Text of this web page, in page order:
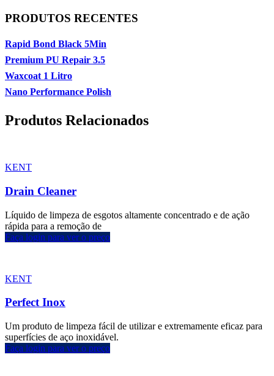
PRODUTOS RECENTES
Rapid Bond Black 5Min
Premium PU Repair 3.5
Waxcoat 1 Litro
Nano Performance Polish
Produtos Relacionados
KENT
Drain Cleaner
Líquido de limpeza de esgotos altamente concentrado e de ação
rápida para a remoção de
Faça login para ver o preço
KENT
Perfect Inox
Um produto de limpeza fácil de utilizar e extremamente eficaz para
superfícies de aço inoxidável.
Faça login para ver o preço